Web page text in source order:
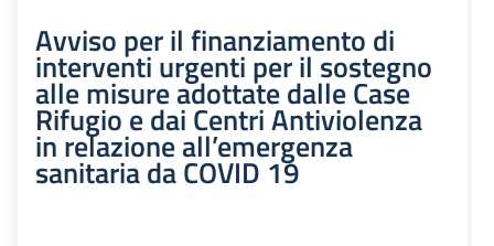
Avviso per il finanziamento di
interventi urgenti per il sostegno
alle misure adottate dalle Case
Rifugio e dai Centri Antiviolenza
in relazione all’emergenza
sanitaria da COVID 19